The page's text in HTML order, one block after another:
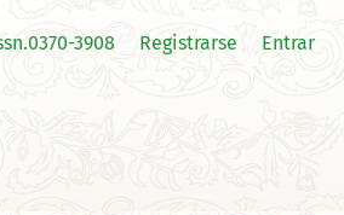
3908 Registrarse Entrar